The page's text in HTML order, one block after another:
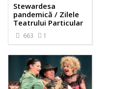
Stewardesa
pandemică / Zilele
Teatrului Particular
663 1